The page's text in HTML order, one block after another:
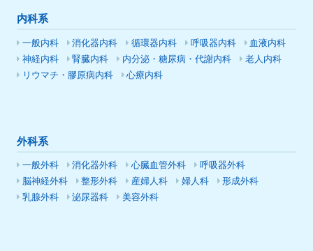
内科系
一般内科 消化器内科 循環器内科 呼吸器内科
血液内科
神経内科
腎臓内科 内分泌・糖尿病・代謝内科
老人内科
リウマチ・膠原病内科
心療内科
外科系
一般外科 消化器外科 心臓血管外科
呼吸器外科
脳神経外科
整形外科 産婦人科 婦人科
形成外科
乳腺外科
泌尿器科 美容外科